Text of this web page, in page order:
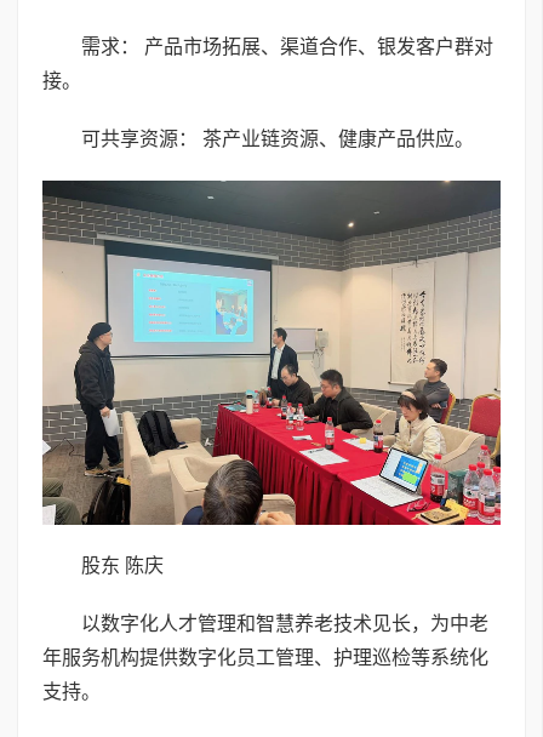
需求： 产品市场拓展、渠道合作、银发客户群对
接。
可共享资源： 茶产业链资源、健康产品供应。
股东 陈庆
以数字化人才管理和智慧养老技术见长，为中老
年服务机构提供数字化员工管理、护理巡检等系统化
支持。